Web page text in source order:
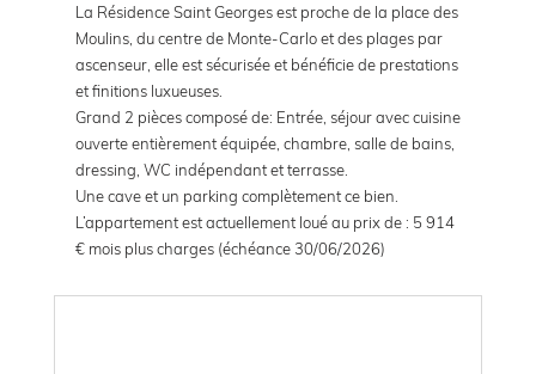
La Résidence Saint Georges est proche de la place des
Moulins, du centre de Monte-Carlo et des plages par
ascenseur, elle est sécurisée et bénéficie de prestations
et finitions luxueuses.
Grand 2 pièces composé de: Entrée, séjour avec cuisine
ouverte entièrement équipée, chambre, salle de bains,
dressing, WC indépendant et terrasse.
Une cave et un parking complètement ce bien.
L’appartement est actuellement loué au prix de : 5 914
€ mois plus charges (échéance 30/06/2026)